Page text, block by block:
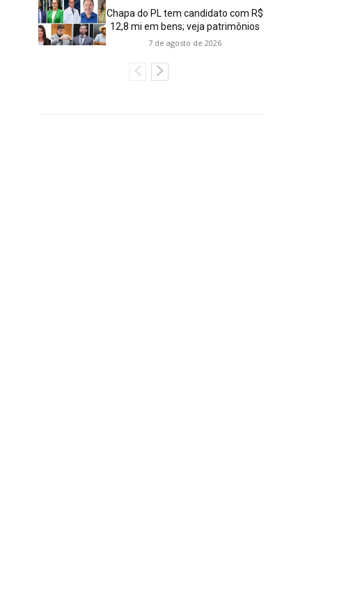
Chapa do PL tem candidato com R$
12,8 mi em bens; veja patrimônios
7 de agosto de 2026